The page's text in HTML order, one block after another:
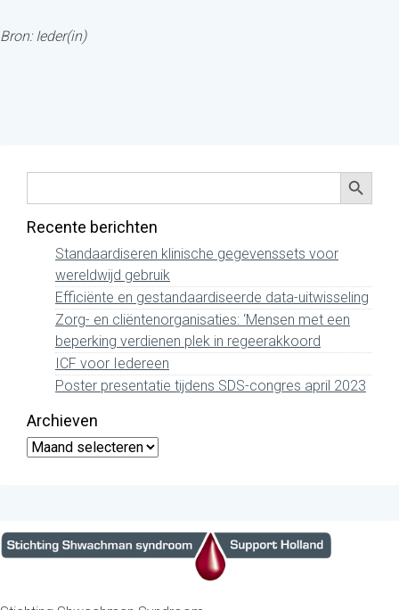
Bron: Ieder(in)
Zoek
Recente berichten
Standaardiseren klinische gegevenssets voor
wereldwijd gebruik
Efficiënte en gestandaardiseerde data-uitwisseling
Zorg- en cliëntenorganisaties: ‘Mensen met een
beperking verdienen plek in regeerakkoord
ICF voor Iedereen
Poster presentatie tijdens SDS-congres april 2023
Archieven
Archieven